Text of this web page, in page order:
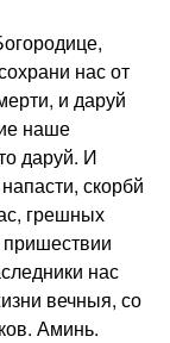
нас от
и даруй
наше
даруй. И
скорбй
грешных
нас
вечныя, со
Аминь.